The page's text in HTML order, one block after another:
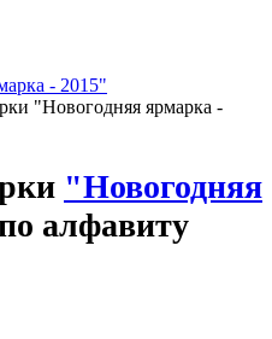
- 2015"
"Новогодняя ярмарка -
"Новогодняя
алфавиту